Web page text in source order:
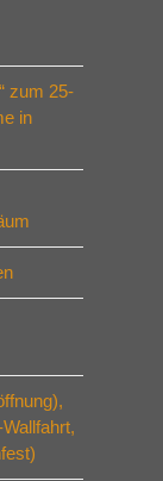
zum 25-
in